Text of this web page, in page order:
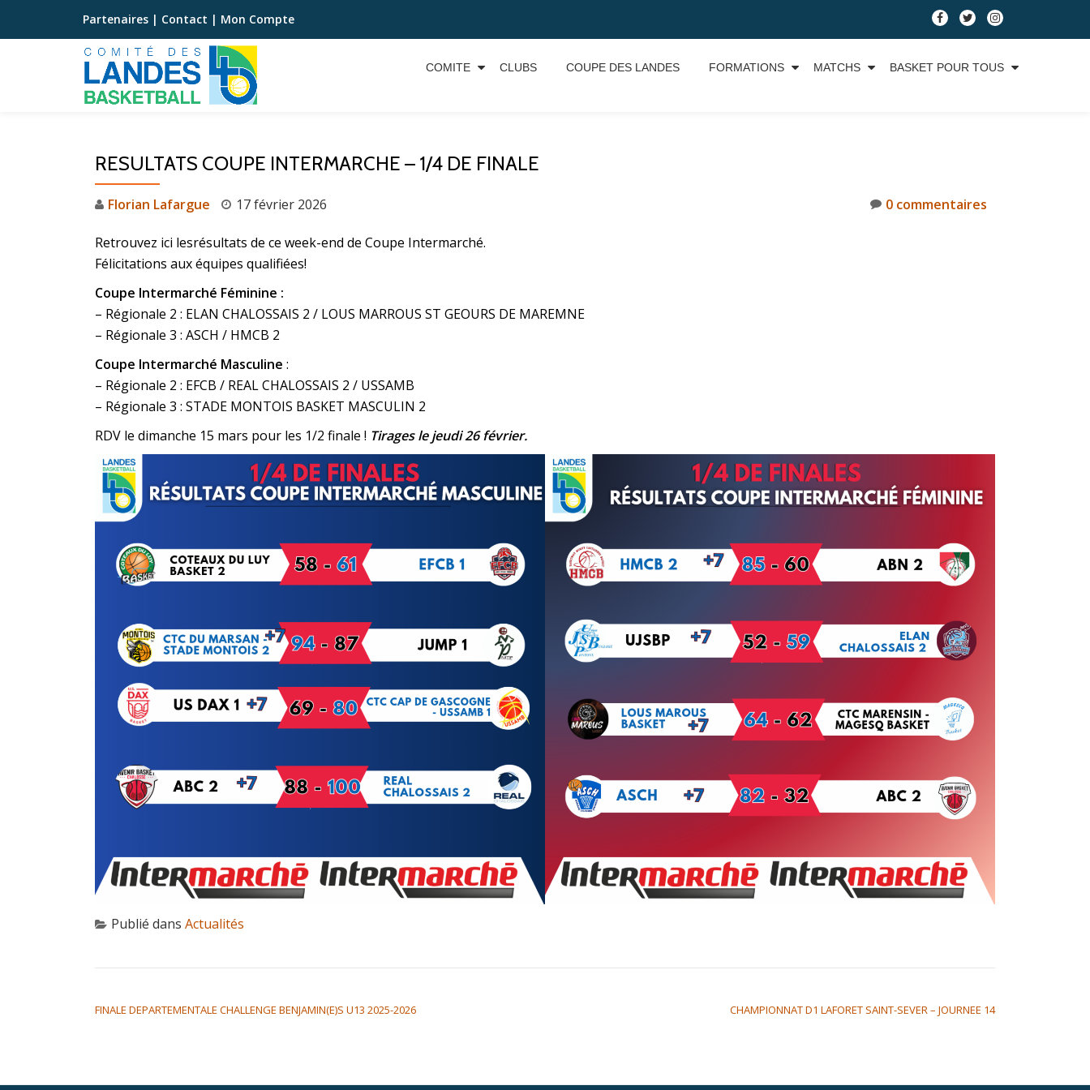
Aller
Partenaires | Contact | Mon Compte
COMITE CLUBS COUPE DES LANDES FORMATIONS MATCHS BASKET POUR TOUS
RESULTATS COUPE INTERMARCHE – 1/4 DE FINALE
Florian Lafargue 17 février 2026 0 commentaires
Retrouvez ici lesrésultats de ce week-end de Coupe Intermarché.
Félicitations aux équipes qualifiées!
Coupe Intermarché Féminine :
– Régionale 2 : ELAN CHALOSSAIS 2 / LOUS MARROUS ST GEOURS DE MAREMNE
– Régionale 3 : ASCH / HMCB 2
Coupe Intermarché Masculine :
– Régionale 2 : EFCB / REAL CHALOSSAIS 2 / USSAMB
– Régionale 3 : STADE MONTOIS BASKET MASCULIN 2
RDV le dimanche 15 mars pour les 1/2 finale ! Tirages le jeudi 26 février.
Publié dans Actualités
FINALE DEPARTEMENTALE CHALLENGE BENJAMIN(E)S U13 2025-2026 CHAMPIONNAT D1 LAFORET SAINT-SEVER – JOURNEE 14